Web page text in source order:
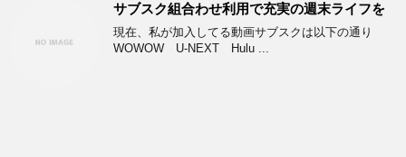
サブスク組合わせ利用で充実の週末ライフを
現在、私が加入してる動画サブスクは以下の通り
WOWOW U-NEXT Hulu ...